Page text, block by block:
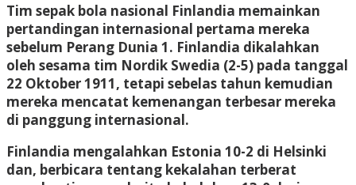
Tim sepak bola nasional Finlandia memainkan
pertandingan internasional pertama mereka
sebelum Perang Dunia 1. Finlandia dikalahkan
oleh sesama tim Nordik Swedia (2-5) pada tanggal
22 Oktober 1911, tetapi sebelas tahun kemudian
mereka mencatat kemenangan terbesar mereka
di panggung internasional.
Finlandia mengalahkan Estonia 10-2 di Helsinki
dan, berbicara tentang kekalahan terberat